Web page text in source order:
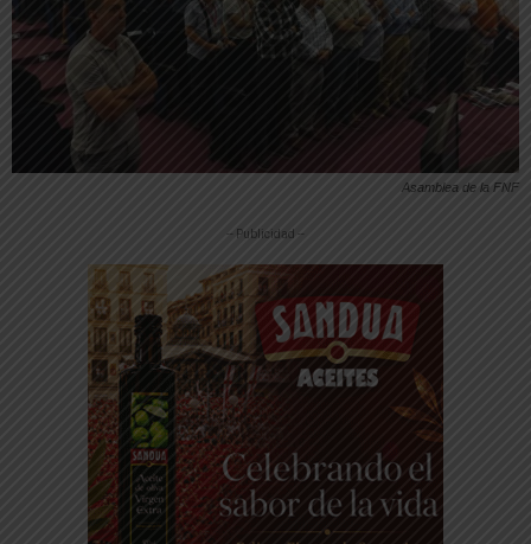
Asamblea de la FNF
-- Publicidad --